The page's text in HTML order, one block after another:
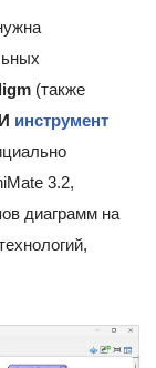
(также
инструмент
3.2,
диаграмм на